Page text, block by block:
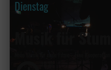
Dienstag
Musik für